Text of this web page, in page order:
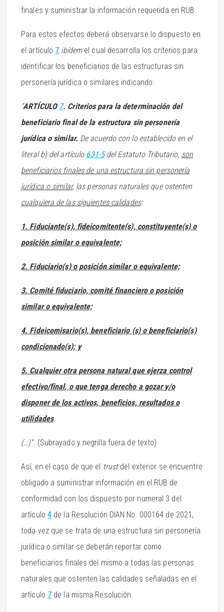
finales y suministrar la información requerida en RUB.
Para estos efectos deberá observarse lo dispuesto en
el artículo 7 ibídem el cual desarrolla los criterios para
identificar los beneficiarios de las estructuras sin
personería jurídica o similares indicando:
“ARTÍCULO 7. Criterios para la determinación del
beneficiario final de la estructura sin personería
jurídica o similar. De acuerdo con lo establecido en el
literal b) del artículo 631-5del Estatuto Tributario, son
beneficiarios finales de una estructura sin personería
jurídica o similar, las personas naturales que ostenten
cualquiera de las siguientes calidades:
1. Fiduciante(s), fideicomitente(s), constituyente(s) o
posición similar o equivalente;
2. Fiduciario(s) o posición similar o equivalente;
3. Comité fiduciario, comité financiero o posición
similar o equivalente;
4. Fideicomisario(s), beneficiario (s) o beneficiario(s)
condicionado(s); y
5. Cualquier otra persona natural que ejerza control
efectivo/final, o que tenga derecho a gozar y/o
disponer de los activos, beneficios, resultados o
utilidades.
(…)”. (Subrayado y negrilla fuera de texto)
Así, en el caso de que el trust del exterior se encuentre
obligado a suministrar información en el RUB de
conformidad con los dispuesto por numeral 3 del
artículo 4 de la Resolución DIAN No. 000164 de 2021,
toda vez que se trata de una estructura sin personería
jurídica o similar se deberán reportar como
beneficiarios finales del mismo a todas las personas
naturales que ostenten las calidades señaladas en el
artículo 7 de la misma Resolución.